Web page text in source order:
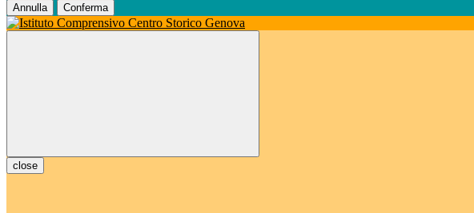
Annulla Conferma
close